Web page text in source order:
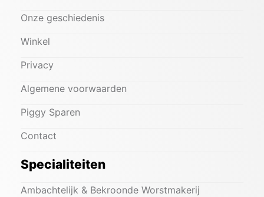
Onze geschiedenis
Winkel
Privacy
Algemene voorwaarden
Piggy Sparen
Contact
Specialiteiten
Ambachtelijk & Bekroonde Worstmakerij